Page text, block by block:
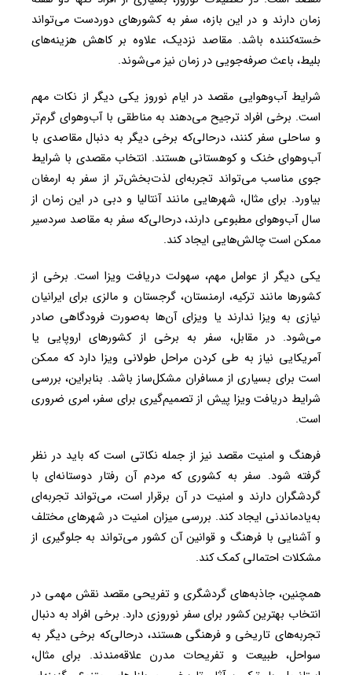
زمان دارند و در این بازه، سفر به کشورهای دوردست می‌تواند
خسته‌کننده باشد. مقاصد نزدیک، علاوه بر کاهش هزینه‌های
بلیط، باعث صرفه‌جویی در زمان نیز می‌شوند.
شرایط آب‌وهوایی مقصد در ایام نوروز یکی دیگر از نکات مهم
است. برخی افراد ترجیح می‌دهند به مناطقی با آب‌وهوای گرم‌تر
و ساحلی سفر کنند، درحالی‌که برخی دیگر به دنبال مقاصدی با
آب‌وهوای خنک و کوهستانی هستند. انتخاب مقصدی با شرایط
جوی مناسب می‌تواند تجربه‌ای لذت‌بخش‌تر از سفر به ارمغان
بیاورد. برای مثال، شهرهایی مانند آنتالیا و دبی در این زمان از
سال آب‌وهوای مطبوعی دارند، درحالی‌که سفر به مقاصد سردسیر
ممکن است چالش‌هایی ایجاد کند.
یکی دیگر از عوامل مهم، سهولت دریافت ویزا است. برخی از
کشورها مانند ترکیه، ارمنستان، گرجستان و مالزی برای ایرانیان
نیازی به ویزا ندارند یا ویزای آن‌ها به‌صورت فرودگاهی صادر
می‌شود. در مقابل، سفر به برخی از کشورهای اروپایی یا
آمریکایی نیاز به طی کردن مراحل طولانی ویزا دارد که ممکن
است برای بسیاری از مسافران مشکل‌ساز باشد. بنابراین، بررسی
شرایط دریافت ویزا پیش از تصمیم‌گیری برای سفر، امری ضروری
است.
فرهنگ و امنیت مقصد نیز از جمله نکاتی است که باید در نظر
گرفته شود. سفر به کشوری که مردم آن رفتار دوستانه‌ای با
گردشگران دارند و امنیت در آن برقرار است، می‌تواند تجربه‌ای
به‌یادماندنی ایجاد کند. بررسی میزان امنیت در شهرهای مختلف
و آشنایی با فرهنگ و قوانین آن کشور می‌تواند به جلوگیری از
مشکلات احتمالی کمک کند.
همچنین، جاذبه‌های گردشگری و تفریحی مقصد نقش مهمی در
انتخاب بهترین کشور برای سفر نوروزی دارد. برخی افراد به دنبال
تجربه‌های تاریخی و فرهنگی هستند، درحالی‌که برخی دیگر به
سواحل، طبیعت و تفریحات مدرن علاقه‌مندند. برای مثال،